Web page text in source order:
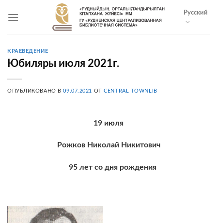
Русский
КРАЕВЕДЕНИЕ
Юбиляры июля 2021г.
ОПУБЛИКОВАНО В09.07.2021 ОТCENTRAL TOWNLIB
19 июля
Рожков Николай Никитович
95 лет со дня рождения